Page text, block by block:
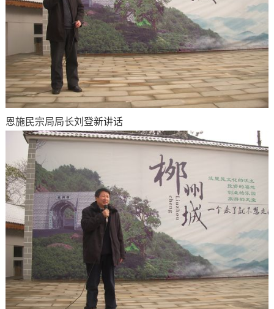
恩施民宗局局长刘登新讲话